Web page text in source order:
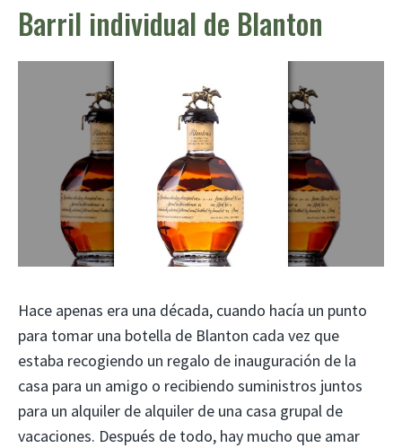
Barril individual de Blanton
Hace apenas era una década, cuando hacía un punto
para tomar una botella de Blanton cada vez que
estaba recogiendo un regalo de inauguración de la
casa para un amigo o recibiendo suministros juntos
para un alquiler de alquiler de una casa grupal de
vacaciones. Después de todo, hay mucho que amar